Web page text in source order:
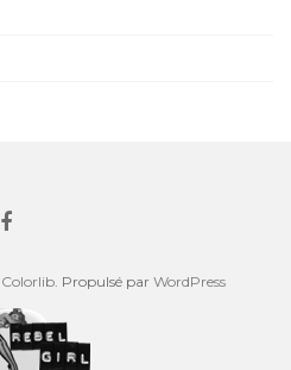
Colorlib. Propulsé par WordPress